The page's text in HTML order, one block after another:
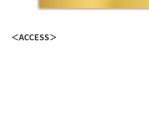
ペーン
＜ACCESS＞